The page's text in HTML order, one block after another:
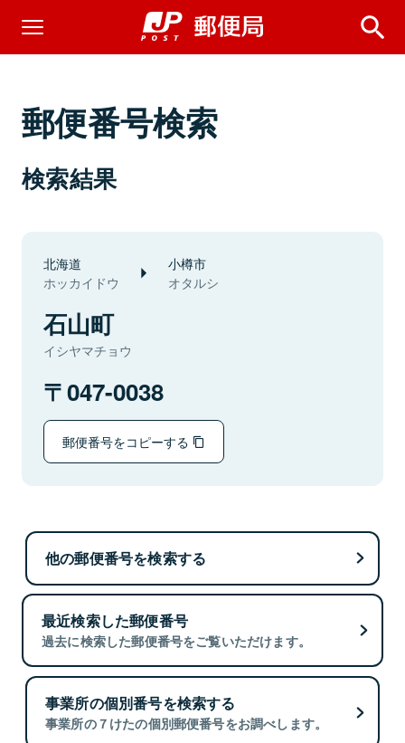
郵便番号検索
検索結果
北海道
ホッカイドウ
小樽市
オタルシ
石山町
イシヤマチョウ
047-0038
郵便番号をコピーする
他の郵便番号を検索する
最近検索した郵便番号
過去に検索した郵便番号をご覧いただけます。
事業所の個別番号を検索する
事業所の７けたの個別郵便番号をお調べします。